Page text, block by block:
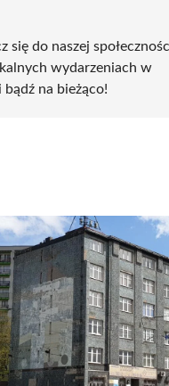
się do naszej
wydarzeniach w
na bieżąco!